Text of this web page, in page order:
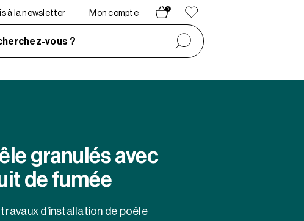
à la newsletter Mon compte
0
vous ?
granulés avec
de fumée
d'installation de poêle